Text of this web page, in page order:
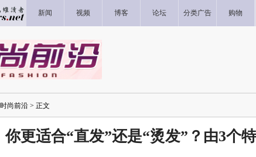
新闻 视频 博客 论坛 分类广告 购物
时尚前沿 > 正文
你更适合“直发”还是“烫发”？由3个